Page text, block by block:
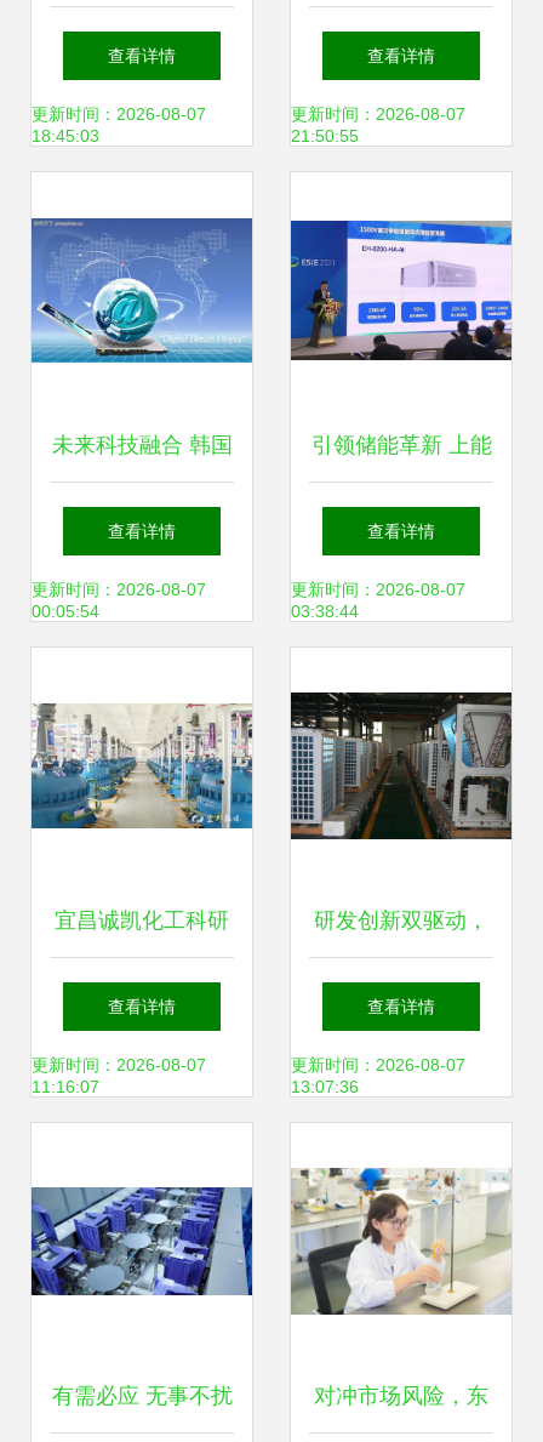
技术研发力度 加快
构建绿色低碳发展
查看详情
更新时间：2026-08-07
18:45:03
德图仪器亮相供热
展，助力新兴能源
查看详情
更新时间：2026-08-07
21:50:55
未来科技融合 韩国
设计元素与新能源
技术的视觉盛宴
查看详情
更新时间：2026-08-07
00:05:54
引领储能革新 上能
电气助力新兴能源
技术研发展启新篇
查看详情
更新时间：2026-08-07
03:38:44
宜昌诚凯化工科研
投入超500万元，
新兴能源技术研发
查看详情
更新时间：2026-08-07
11:16:07
研发创新双驱动，
磐能能源以新兴技
术引擎引领绿色发
查看详情
更新时间：2026-08-07
13:07:36
有需必应 无事不扰 对冲市场风险，东